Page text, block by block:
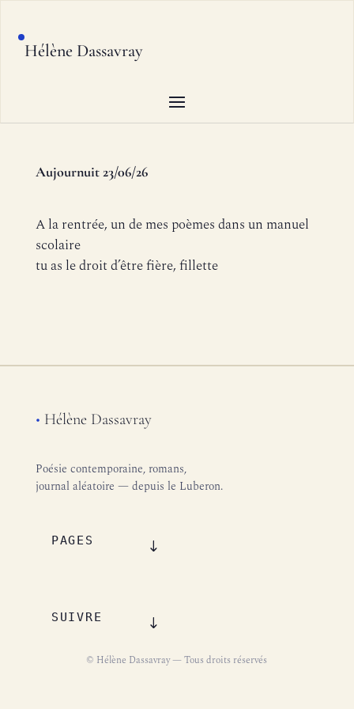
Hélène Dassavray
Aujournuit 23/06/26
A la rentrée, un de mes poèmes dans un manuel
scolaire
tu as le droit d’être fière, fillette
• Hélène Dassavray
Poésie contemporaine, romans,
journal aléatoire — depuis le Luberon.
PAGES
SUIVRE
© Hélène Dassavray — Tous droits réservés